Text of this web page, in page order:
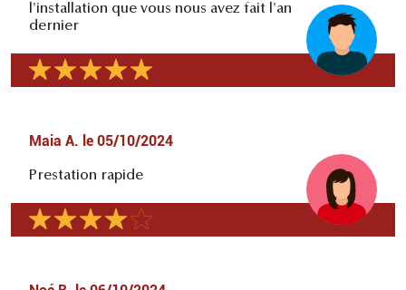
l'installation que vous nous avez fait l'an
dernier
Maia A. le 05/10/2024
Prestation rapide